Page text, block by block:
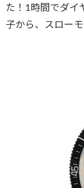
た！1時間でダイ
子から、スロー